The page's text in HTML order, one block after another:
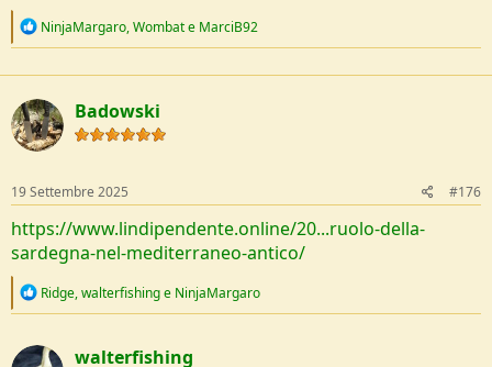
R
c
t
i
o
n
NinjaMargaro,Wombate MarciB92
Badowski
19 Settembre 2025 #176
https://www.lindipendente.online/20...ruolo-della-
sardegna-nel-mediterraneo-antico/
R
c
t
Ridge,walterfishinge NinjaMargaro
walterfishing